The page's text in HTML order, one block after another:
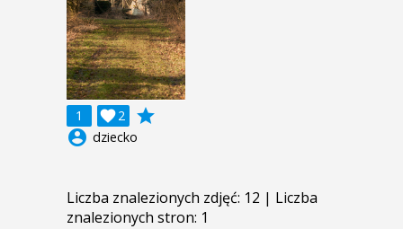
1 2

grade
account_circle dziecko
Liczba znalezionych zdjęć: 12 | Liczba
znalezionych stron: 1